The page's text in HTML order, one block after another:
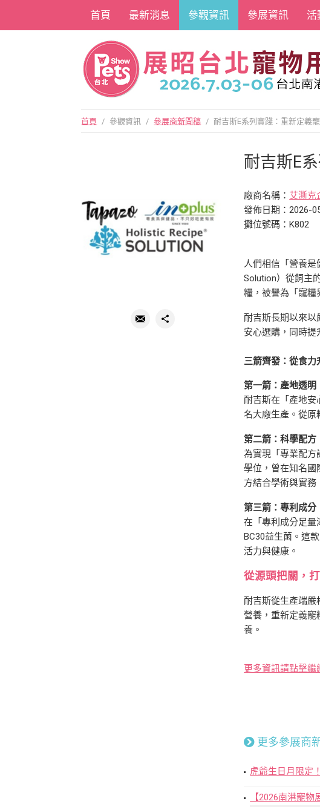
首頁 最新消息 參觀資訊 參展資訊 活
首頁 / 參觀資訊 / 參展商新聞稿 / 耐吉斯E系列實踐：重新定義
耐吉斯E
廠商名稱： 艾澌克
發佈日期：2026-
攤位號碼：K802
人們相信「營養是
Solution）從飼主
糧，被譽為「寵糧
耐吉斯長期以來以
安心選購，同時提
三箭齊發：從食力
第一箭：產地透明
耐吉斯在「產地
名大廠生產。從原
第二箭：科學配方
為實現「專業配方
學位，曾在知名國
方結合學術與實務
第三箭：專利成分
在「專利成分足量
BC30益生菌。這
活力與健康。
從源頭把關，
耐吉斯從生產端嚴
營養，重新定義
養。
更多資訊請點擊繼
更多參展商
虎爺生日月限定
【2026南港寵